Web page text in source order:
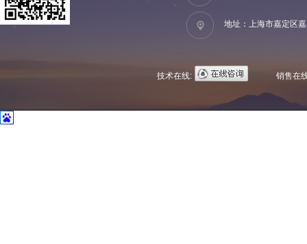
销售在
技术在线:
地址：上海市嘉定区